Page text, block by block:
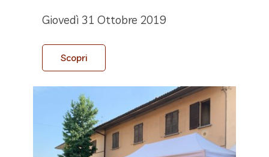
Giovedì 31 Ottobre 2019
Scopri